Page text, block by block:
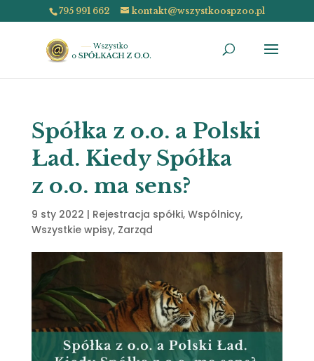
795 991 662 kontakt@wszystkoospzoo.pl
Spółka z o.o. a Polski
Ład. Kiedy Spółka
z o.o. ma sens?
9 sty 2022 | Rejestracja spółki, Wspólnicy,
Wszystkie wpisy, Zarząd